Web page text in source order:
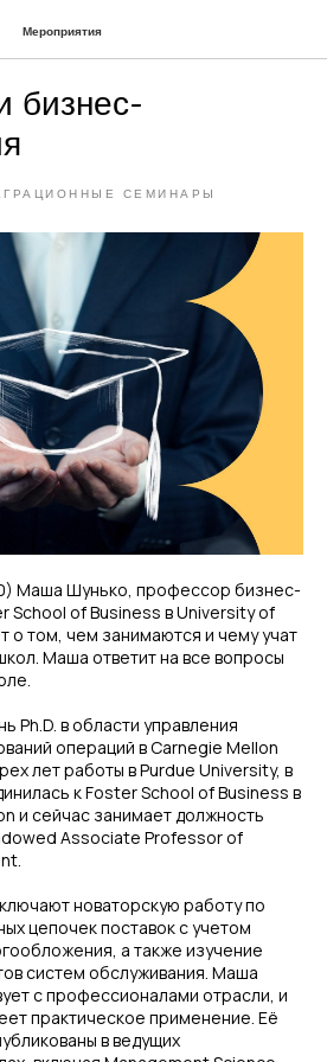
Мероприятия
бизнес-
СЕМИНАРЫ
Маша Шунько, профессор бизнес-
School of Business в University of
о том, чем занимаются и чему учат
Маша ответит на все вопросы
Ph.D. в области управления
операций в Carnegie Mellon
лет работы в Purdue University, в
к Foster School of Business в
и сейчас занимает должность
Associate Professor of
новаторскую работу по
цепочек поставок с учетом
а также изучение
систем обслуживания. Маша
с профессионалами отрасли, и
практическое применение. Её
в ведущих